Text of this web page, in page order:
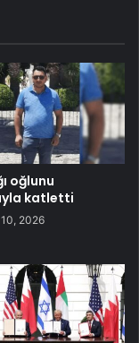
oğlunu
katletti
2026